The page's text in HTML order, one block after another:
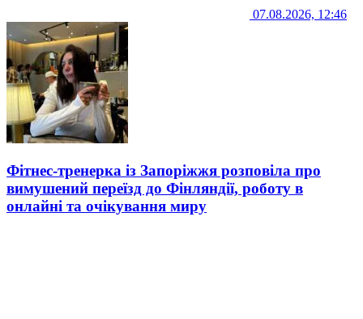
07.08.2026, 12:46
Фітнес-тренерка із Запоріжжя розповіла про
вимушений переїзд до Фінляндії, роботу в
онлайні та очікування миру